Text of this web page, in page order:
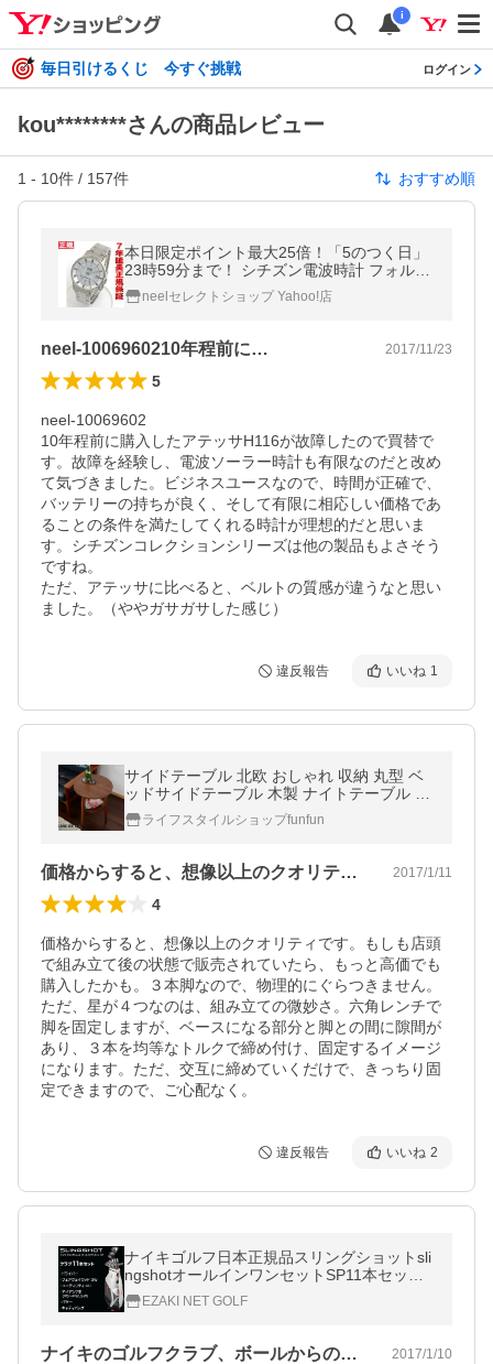
i
毎日引けるくじ 今すぐ挑戦 ログイン
kou********さんの商品レビュー
1 - 10件 / 157件 おすすめ順
本日限定ポイント最大25倍！「5のつく日」
23時59分まで！ シチズン電波時計 フォルマ
CITIZEN FORMA FRD59-2481
neelセレクトショップ Yahoo!店
neel-1006960210年程前に… 2017/11/23
5
neel-10069602
10年程前に購入したアテッサH116が故障したので買替で
す。故障を経験し、電波ソーラー時計も有限なのだと改め
て気づきました。ビジネスユースなので、時間が正確で、
バッテリーの持ちが良く、そして有限に相応しい価格であ
ることの条件を満たしてくれる時計が理想的だと思いま
す。シチズンコレクションシリーズは他の製品もよさそう
ですね。
ただ、アテッサに比べると、ベルトの質感が違うなと思い
ました。（ややガサガサした感じ）
違反報告 いいね 1
サイドテーブル 北欧 おしゃれ 収納 丸型 ベ
ッドサイドテーブル 木製 ナイトテーブル コ
ーヒーテーブル ソファ 新生活
ライフスタイルショップfunfun
価格からすると、想像以上のクオリティで… 2017/1/11
4
価格からすると、想像以上のクオリティです。もしも店頭
で組み立て後の状態で販売されていたら、もっと高価でも
購入したかも。３本脚なので、物理的にぐらつきません。
ただ、星が４つなのは、組み立ての微妙さ。六角レンチで
脚を固定しますが、ベースになる部分と脚との間に隙間が
あり、３本を均等なトルクで締め付け、固定するイメージ
になります。ただ、交互に締めていくだけで、きっちり固
定できますので、ご心配なく。
違反報告 いいね 2
ナイキゴルフ日本正規品スリングショットsli
ngshotオールインワンセットSP11本セット
(#1W、#3W、#4U、#5~PW、SW、パター)
&amp;キャディバッグ
EZAKI NET GOLF
ナイキのゴルフクラブ、ボールからの撤退… 2017/1/10